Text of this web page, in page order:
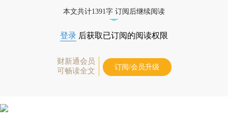
本文共计1391字 订阅后继续阅读
登录 后获取已订阅的阅读权限
财新通会员
可畅读全文
订阅/会员升级